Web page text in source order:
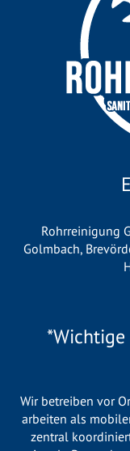
Rohrreinigung
Golmbach,
Wir betreiben vor
arbeiten als
zentral